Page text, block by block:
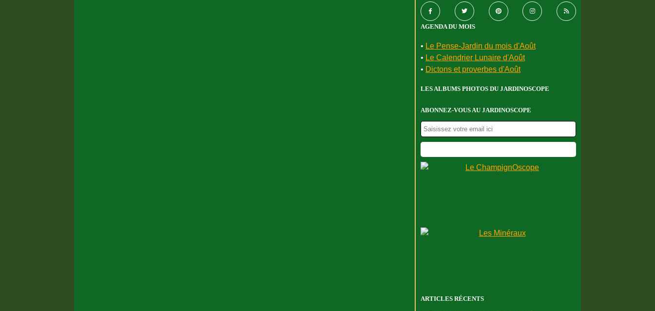
AGENDA DU MOIS
• Le Pense-Jardin du mois d'Août
• Le Calendrier Lunaire d'Août
• Dictons et proverbes d'Août
LES ALBUMS PHOTOS DU JARDINOSCOPE
ABONNEZ-VOUS AU JARDINOSCOPE
ARTICLES RÉCENTS